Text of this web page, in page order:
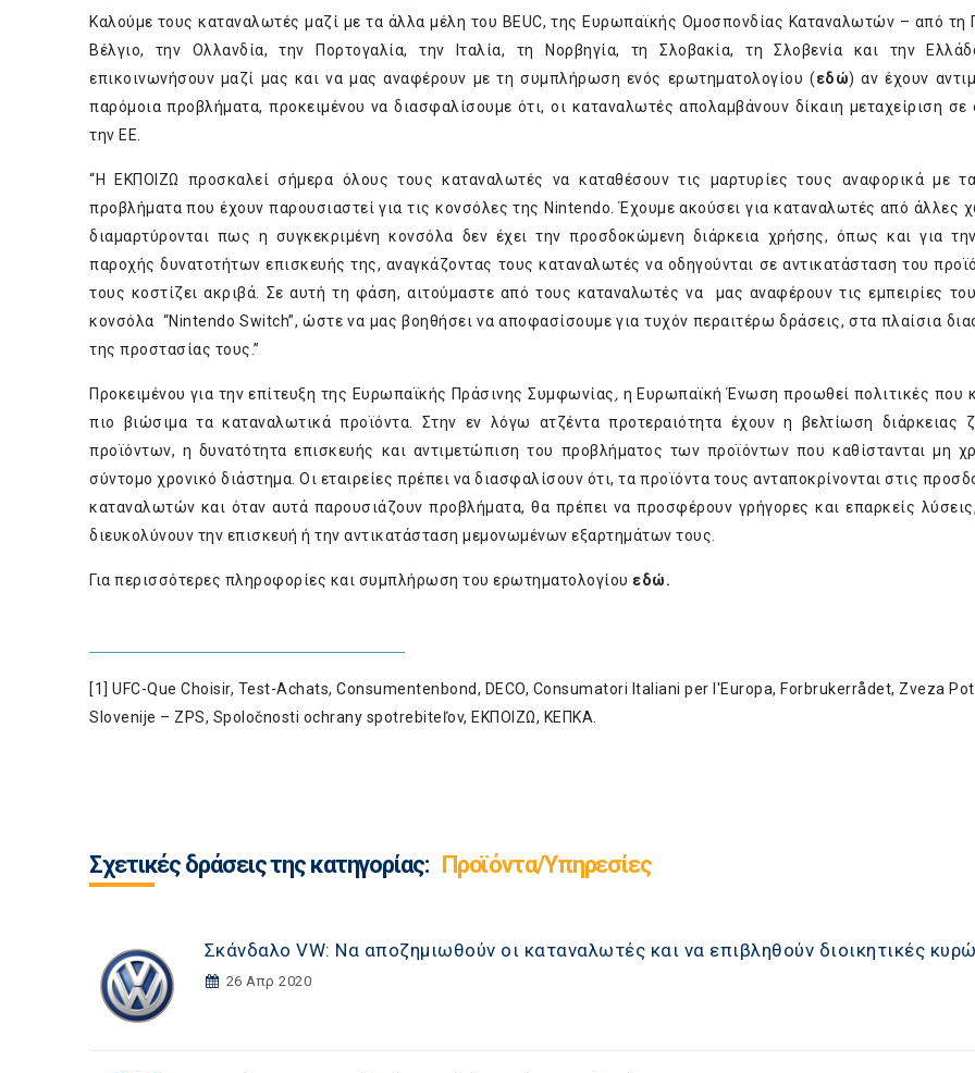
Καλούμε τους καταναλωτές μαζί με τα άλλα μέλη του BEUC, της Ευρωπαϊκής Ομοσπονδίας Καταναλωτών – από τη
Βέλγιο, την Ολλανδία, την Πορτογαλία, την Ιταλία, τη Νορβηγία, τη Σλοβακία, τη Σλοβενία και την
επικοινωνήσουν μαζί μας και να μας αναφέρουν με τη συμπλήρωση ενός ερωτηματολογίου (εδώ) αν έχουν
παρόμοια προβλήματα, προκειμένου να διασφαλίσουμε ότι, οι καταναλωτές απολαμβάνουν δίκαιη μεταχείριση σε
την ΕΕ.
“Η ΕΚΠΟΙΖΩ προσκαλεί σήμερα όλους τους καταναλωτές να καταθέσουν τις μαρτυρίες τους αναφορικά με
προβλήματα που έχουν παρουσιαστεί για τις κονσόλες της Nintendo. Έχουμε ακούσει για καταναλωτές από άλλες
διαμαρτύρονται πως η συγκεκριμένη κονσόλα δεν έχει την προσδοκώμενη διάρκεια χρήσης, όπως και για
παροχής δυνατοτήτων επισκευής της, αναγκάζοντας τους καταναλωτές να οδηγούνται σε αντικατάσταση του
τους κοστίζει ακριβά. Σε αυτή τη φάση, αιτούμαστε από τους καταναλωτές να μας αναφέρουν τις εμπειρίες
κονσόλα “Nintendo Switch”, ώστε να μας βοηθήσει να αποφασίσουμε για τυχόν περαιτέρω δράσεις, στα πλαίσια
της προστασίας τους.”
Προκειμένου για την επίτευξη της Ευρωπαϊκής Πράσινης Συμφωνίας, η Ευρωπαϊκή Ένωση προωθεί πολιτικές που
πιο βιώσιμα τα καταναλωτικά προϊόντα. Στην εν λόγω ατζέντα προτεραιότητα έχουν η βελτίωση διάρκειας
προϊόντων, η δυνατότητα επισκευής και αντιμετώπιση του προβλήματος των προϊόντων που καθίστανται μη
σύντομο χρονικό διάστημα. Οι εταιρείες πρέπει να διασφαλίσουν ότι, τα προϊόντα τους ανταποκρίνονται στις
καταναλωτών και όταν αυτά παρουσιάζουν προβλήματα, θα πρέπει να προσφέρουν γρήγορες και επαρκείς
διευκολύνουν την επισκευή ή την αντικατάσταση μεμονωμένων εξαρτημάτων τους.
Για περισσότερες πληροφορίες και συμπλήρωση του ερωτηματολογίου εδώ.
[1] UFC-Que Choisir, Test-Achats, Consumentenbond, DECO, Consumatori Italiani per l'Europa, Forbrukerrådet, Zveza
Slovenije – ZPS, Spoločnosti ochrany spotrebiteľov, ΕΚΠΟΙΖΩ, ΚΕΠΚΑ.
Σχετικές δράσεις της κατηγορίας: Προϊόντα/Υπηρεσίες
Σκάνδαλο VW: Να αποζημιωθούν οι καταναλωτές και να επιβληθούν διοικητικές
26 Απρ 2020